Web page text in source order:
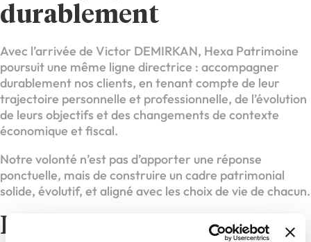
durablement
Avec l’arrivée de Victor DEMIRKAN, Hexa Patrimoine
poursuit une même ligne directrice : accompagner
durablement nos clients, en tenant compte de leur
trajectoire personnelle et professionnelle, de l’évolution
de leurs objectifs et des changements de contexte
économique et fiscal.
Notre volonté n’est pas d’apporter une réponse
ponctuelle, mais de construire un cadre patrimonial
solide, évolutif, et aligné avec les choix de vie de chacun.
Bienvenue à Victor